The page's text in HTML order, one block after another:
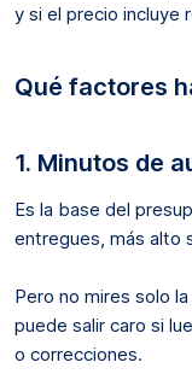
y si el precio incluye
Qué factores
1. Minutos de
Es la base del
entregues, más alto
Pero no mires solo
puede salir caro si
o correcciones.